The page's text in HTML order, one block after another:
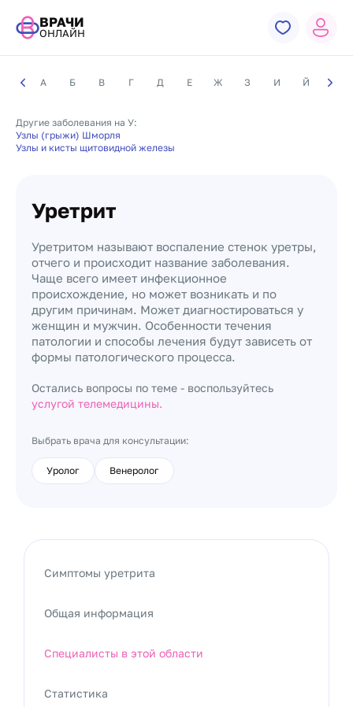
ВРАЧИ
ОНЛАЙН
А Б В Г Д Е Ж З И Й К
Другие заболевания на У:
Узлы (грыжи) Шморля
Узлы и кисты щитовидной железы
Уретрит
Уретритом называют воспаление стенок уретры,
отчего и происходит название заболевания.
Чаще всего имеет инфекционное
происхождение, но может возникать и по
другим причинам. Может диагностироваться у
женщин и мужчин. Особенности течения
патологии и способы лечения будут зависеть от
формы патологического процесса.
Остались вопросы по теме - воспользуйтесь
услугой телемедицины.
Выбрать врача для консультации:
Уролог Венеролог
Симптомы уретрита
Общая информация
Специалисты в этой области
Статистика